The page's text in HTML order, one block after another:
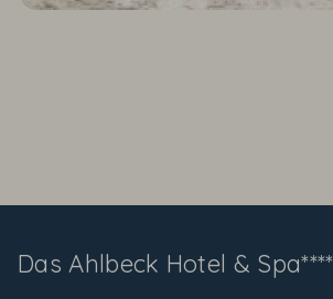
Das Ahlbeck Hotel & Spa****